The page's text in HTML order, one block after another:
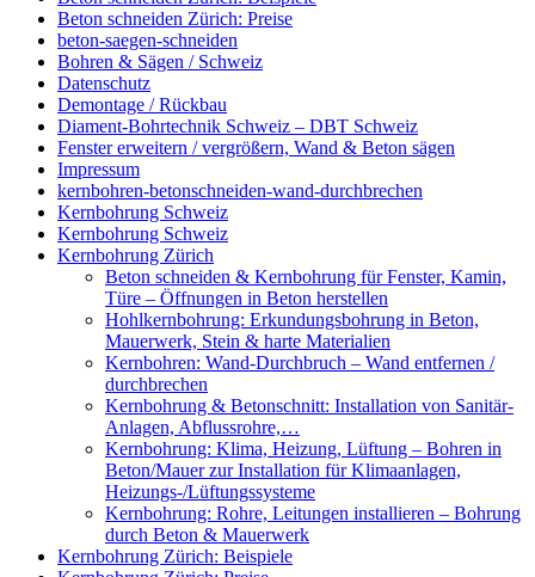
Beton schneiden Zürich: Preise
beton-saegen-schneiden
Bohren & Sägen / Schweiz
Datenschutz
Demontage / Rückbau
Diament-Bohrtechnik Schweiz – DBT Schweiz
Fenster erweitern / vergrößern, Wand & Beton sägen
Impressum
kernbohren-betonschneiden-wand-durchbrechen
Kernbohrung Schweiz
Kernbohrung Schweiz
Kernbohrung Zürich
Beton schneiden & Kernbohrung für Fenster, Kamin,
Türe – Öffnungen in Beton herstellen
Hohlkernbohrung: Erkundungsbohrung in Beton,
Mauerwerk, Stein & harte Materialien
Kernbohren: Wand-Durchbruch – Wand entfernen /
durchbrechen
Kernbohrung & Betonschnitt: Installation von Sanitär-
Anlagen, Abflussrohre,…
Kernbohrung: Klima, Heizung, Lüftung – Bohren in
Beton/Mauer zur Installation für Klimaanlagen,
Heizungs-/Lüftungssysteme
Kernbohrung: Rohre, Leitungen installieren – Bohrung
durch Beton & Mauerwerk
Kernbohrung Zürich: Beispiele